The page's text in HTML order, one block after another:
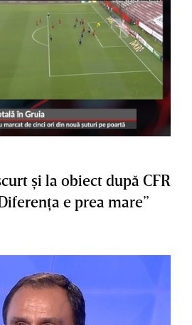
şi la obiect după CFR
e prea mare”